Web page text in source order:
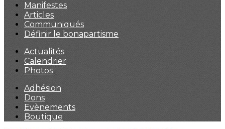
Manifestes
Articles
Communiqués
Définir le bonapartisme
Actualités
Calendrier
Photos
Adhésion
Dons
Evènements
Boutique